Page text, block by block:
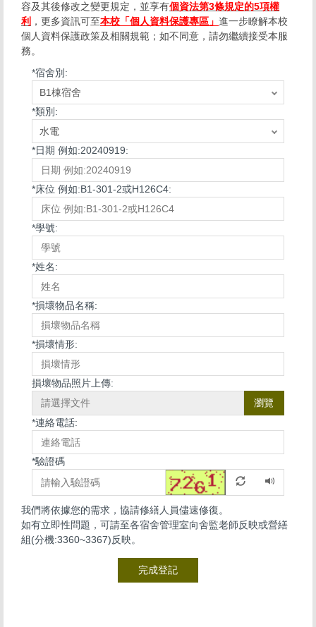
容及其後修改之變更規定，並享有個資法第3條規定的5項權
利 ，更多資訊可至本校「個人資料保護專區」 進一步瞭解本校
個人資料保護政策及相關規範；如不同意，請勿繼續接受本服
務。
*宿舍別:
*類別:
*日期 例如:20240919:
*床位 例如:B1-301-2或H126C4:
*學號:
*姓名:
*損壞物品名稱:
*損壞情形:
損壞物品照片上傳:
瀏覽
*連絡電話:
*驗證碼
我們將依據您的需求，協請修繕人員儘速修復。
如有立即性問題，可請至各宿舍管理室向舍監老師反映或營繕
組(分機:3360~3367)反映。
完成登記